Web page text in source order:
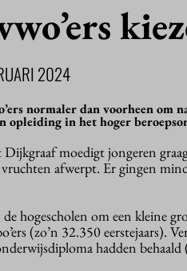
2024
normaler dan voorheen om
opleiding in het hoger
moedigt jongeren
afwerpt. Er gingen
hogescholen om een kleine
(zo’n 32.350 eerstejaars).
hadden